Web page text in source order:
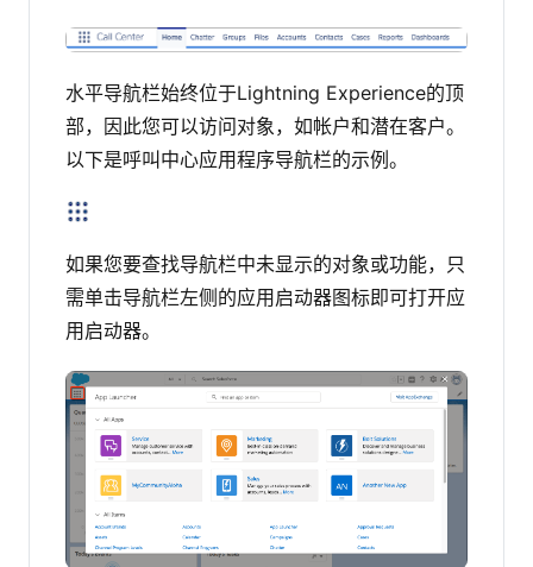
水平导航栏始终位于Lightning Experience的顶
部，因此您可以访问对象，如帐户和潜在客户。
以下是呼叫中心应用程序导航栏的示例。
如果您要查找导航栏中未显示的对象或功能，只
需单击导航栏左侧的应用启动器图标即可打开应
用启动器。